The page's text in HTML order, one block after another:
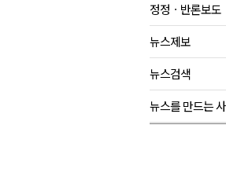
정정ㆍ반론보도
뉴스제보
뉴스검색
뉴스를 만드는